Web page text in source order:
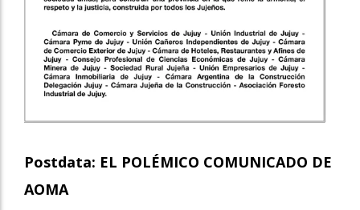
Postdata: EL POLÉMICO COMUNICADO DE
AOMA